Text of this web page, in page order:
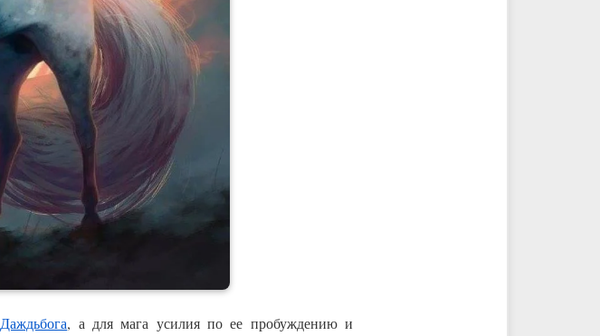
Даждьбога, а для мага усилия по ее пробуждению и